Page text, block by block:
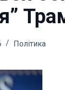
Політика